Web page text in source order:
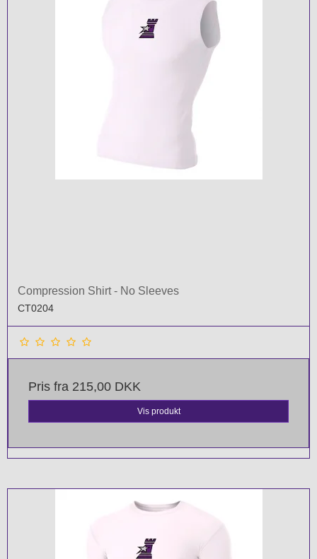
Compression Shirt - No Sleeves
CT0204
Pris fra 215,00 DKK
Vis produkt